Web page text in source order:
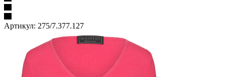
Артикул: 275/7.377.127